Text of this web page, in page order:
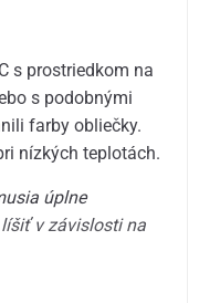
s prostriedkom na
s podobnými
farby obliečky.
nízkých teplotách.
úplne
v závislosti na